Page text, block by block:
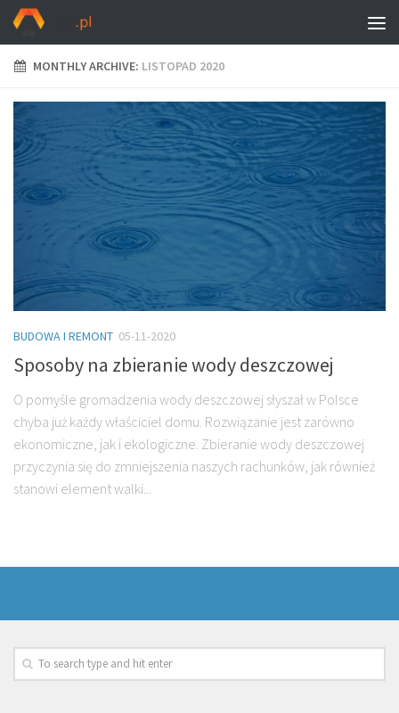
MONTHLY ARCHIVE: LISTOPAD 2020
BUDOWA I REMONT 05-11-2020
Sposoby na zbieranie wody deszczowej
O pomyśle gromadzenia wody deszczowej słyszał w Polsce
chyba już każdy właściciel domu. Rozwiązanie jest zarówno
ekonomiczne, jak i ekologiczne. Zbieranie wody deszczowej
przyczynia się do zmniejszenia naszych rachunków, jak również
stanowi element walki...